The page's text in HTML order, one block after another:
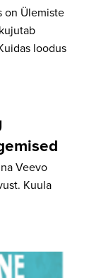
on Ülemiste
loodus
Veevo
Kuula